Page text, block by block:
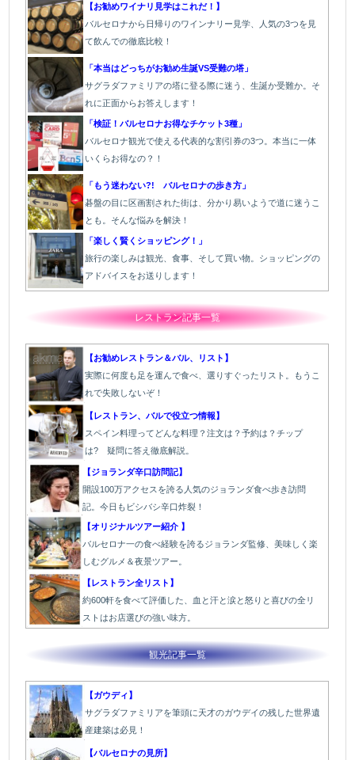
【お勧めワイナリ見学はこれだ！】
バルセロナから日帰りのワインナリー見学、人気の3つを見
て飲んでの徹底比較！
「本当はどっちがお勧め生誕VS受難の塔」
サグラダファミリアの塔に登る際に迷う、生誕か受難か。そ
れに正面からお答えします！
「検証！バルセロナお得なチケット3種」
バルセロナ観光で使える代表的な割引券の3つ。本当に一体
いくらお得なの？！
「もう迷わない?! バルセロナの歩き方」
碁盤の目に区画割された街は、分かり易いようで道に迷うこ
とも。そんな悩みを解決！
「楽しく賢くショッピング！」
旅行の楽しみは観光、食事、そして買い物。ショッピングの
アドバイスをお送りします！
レストラン記事一覧
【お勧めレストラン＆バル、リスト】
実際に何度も足を運んで食べ、選りすぐったリスト。もうこ
れで失敗しないぞ！
【レストラン、バルで役立つ情報】
スペイン料理ってどんな料理？注文は？予約は？チップ
は? 疑問に答え徹底解説。
【ジョランダ辛口訪問記】
開設100万アクセスを誇る人気のジョランダ食べ歩き訪問
記。今日もビシバシ辛口炸裂！
【オリジナルツアー紹介 】
バルセロナ一の食べ経験を誇るジョランダ監修、美味しく楽
しむグルメ＆夜景ツアー。
【レストラン全リスト】
約600軒を食べて評価した、血と汗と涙と怒りと喜びの全リ
ストはお店選びの強い味方。
観光記事一覧
【ガウディ】
サグラダファミリアを筆頭に天才のガウデイの残した世界遺
産建築は必見！
【バルセロナの見所】